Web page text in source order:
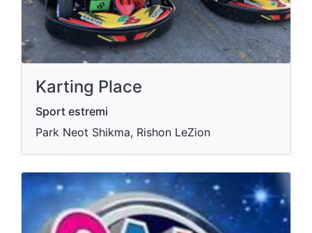
Karting Place
Sport estremi
Park Neot Shikma, Rishon LeZion